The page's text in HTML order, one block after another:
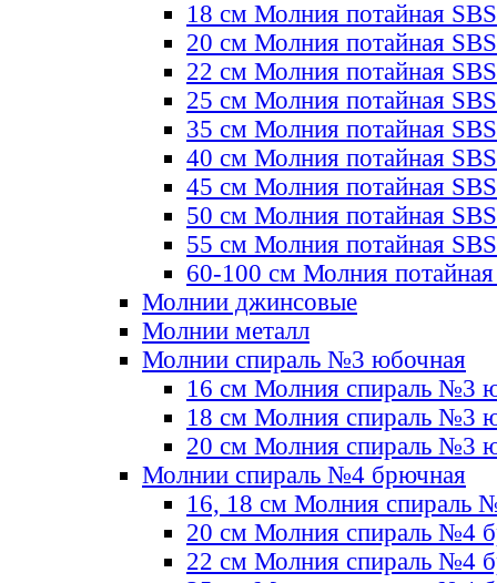
18 см Молния потайная SBS
20 см Молния потайная SBS
22 см Молния потайная SBS
25 см Молния потайная SBS
35 см Молния потайная SBS
40 см Молния потайная SBS
45 см Молния потайная SBS
50 см Молния потайная SBS
55 см Молния потайная SBS
60-100 см Молния
Молнии джинсовые
Молнии металл
Молнии спираль №3 юбочная
16 см Молния спираль №3
18 см Молния спираль №3
20 см Молния спираль №3
Молнии спираль №4 брючная
16, 18 см Молния спираль
20 см Молния спираль №4
22 см Молния спираль №4